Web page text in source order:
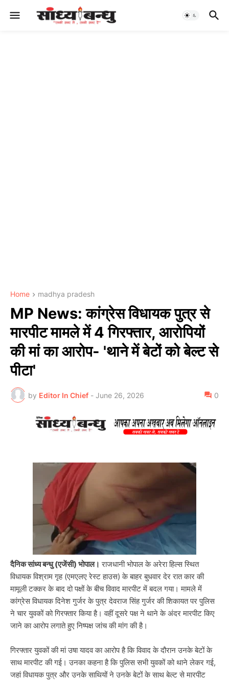
Home madhya pradesh
MP News: कांग्रेस विधायक पुत्र से
मारपीट मामले में 4 गिरफ्तार, आरोपियों
की मां का आरोप- 'थाने में बेटों को बेल्ट से
पीटा'
by Editor In Chief - June 26, 2026 0
दैनिक सांध्य बन्धु (एजेंसी) भोपाल। राजधानी भोपाल के अरेरा हिल्स स्थित
विधायक विश्राम गृह (एमएलए रेस्ट हाउस) के बाहर बुधवार देर रात कार की
मामूली टक्कर के बाद दो पक्षों के बीच विवाद मारपीट में बदल गया। मामले में
कांग्रेस विधायक दिनेश गुर्जर के पुत्र देवराज सिंह गुर्जर की शिकायत पर पुलिस
ने चार युवकों को गिरफ्तार किया है। वहीं दूसरे पक्ष ने थाने के अंदर मारपीट किए
जाने का आरोप लगाते हुए निष्पक्ष जांच की मांग की है।
गिरफ्तार युवकों की मां उषा यादव का आरोप है कि विवाद के दौरान उनके बेटों के
साथ मारपीट की गई। उनका कहना है कि पुलिस सभी युवकों को थाने लेकर गई,
जहां विधायक पुत्र और उनके साथियों ने उनके बेटों के साथ बेल्ट से मारपीट